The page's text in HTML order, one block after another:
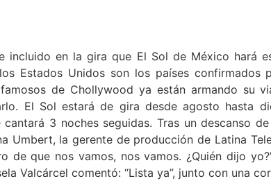
incluido en la gira que El Sol de México hará
Estados Unidos son los países
de Chollywood ya están armando su
El Sol estará de gira desde agosto hasta
3 noches seguidas. Tras un descanso
Umbert, la gerente de producción de Latina
de que nos vamos, nos vamos. ¿Quién dijo
Valcárcel comentó: “Lista ya”, junto con una